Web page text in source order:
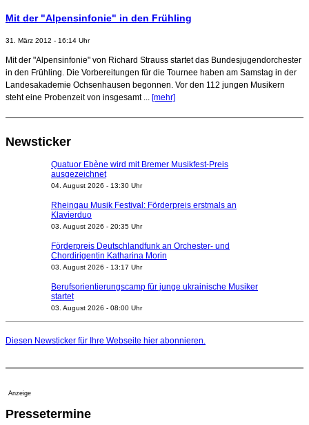
Mit der "Alpensinfonie" in den Frühling
31. März 2012 - 16:14 Uhr
Mit der "Alpensinfonie" von Richard Strauss startet das Bundesjugendorchester
in den Frühling. Die Vorbereitungen für die Tournee haben am Samstag in der
Landesakademie Ochsenhausen begonnen. Vor den 112 jungen Musikern
steht eine Probenzeit von insgesamt ... [mehr]
Newsticker
Quatuor Ebène wird mit Bremer Musikfest-Preis
ausgezeichnet
04. August 2026 - 13:30 Uhr
Rheingau Musik Festival: Förderpreis erstmals an
Klavierduo
03. August 2026 - 20:35 Uhr
Förderpreis Deutschlandfunk an Orchester- und
Chordirigentin Katharina Morin
03. August 2026 - 13:17 Uhr
Berufsorientierungscamp für junge ukrainische Musiker
startet
03. August 2026 - 08:00 Uhr
Nationaltheater Mannheim
Regensburger Generalmusikdirektor Stefan Veselka
Kammerorchester Heilbronn: Chefdirigent Risto Joost
verlängert bis 2030
Diesen Newsticker für Ihre Webseite hier abonnieren.
Anzeige
Pressetermine